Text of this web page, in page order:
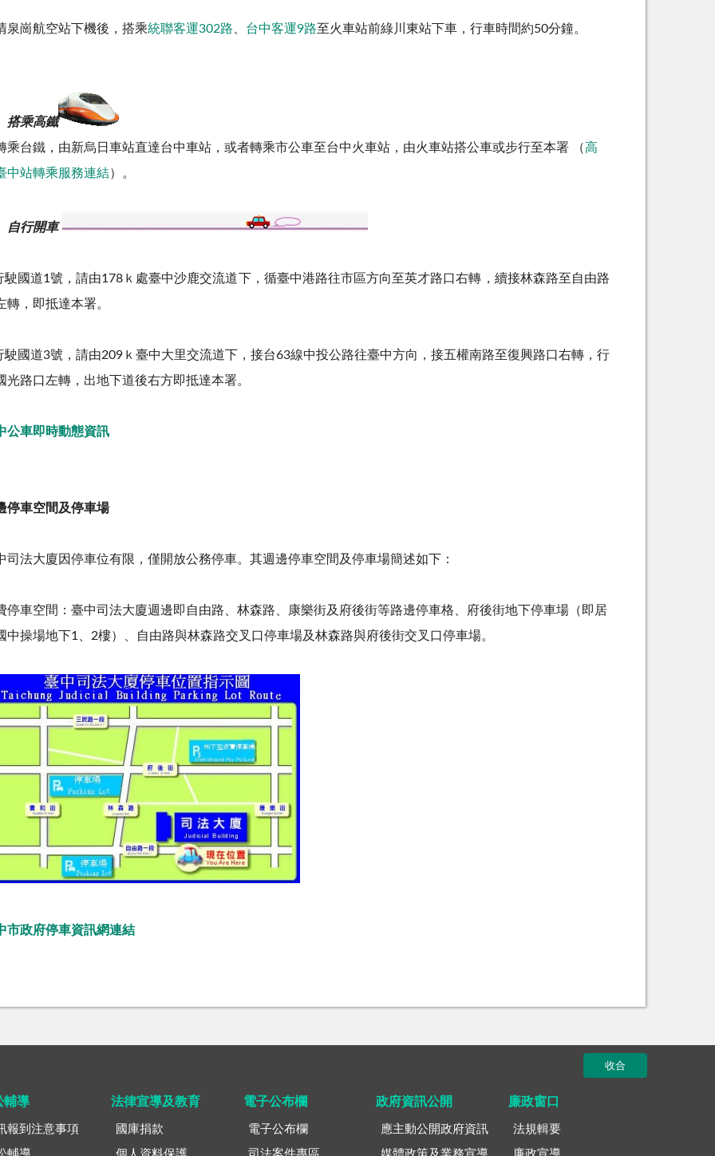
泉崗航空站下機後，搭乘統聯客運302路、 台中客運9路至火車站前綠川東站下車，行車時間約50分鐘。
搭乘高鐵
乘台鐵，由新烏日車站直達台中車站，或者轉乘市公車至台中火車站，由火車站搭公車或步行至本署 （高
中站轉乘服務連結）。
自行開車
駛國道1號，請由178ｋ處臺中沙鹿交流道下，循臺中港路往市區方向至英才路口右轉，續接林森路至自由路
轉，即抵達本署。
駛國道3號，請由209ｋ臺中大里交流道下，接台63線中投公路往臺中方向，接五權南路至復興路口右轉，行
光路口左轉，出地下道後右方即抵達本署。
公車即時動態資訊
停車空間及停車場
司法大廈因停車位有限，僅開放公務停車。其週邊停車空間及停車場簡述如下：
停車空間：臺中司法大廈週邊即自由路、林森路、康樂街及府後街等路邊停車格、府後街地下停車場（即居
中操場地下1、2樓）、自由路與林森路交叉口停車場及林森路與府後街交叉口停車場。
市政府停車資訊網連結
收合
輔導
報到注意事項
法律宣導及教育
國庫捐款
電子公布欄
電子公布欄
政府資訊公開
應主動公開政府資訊
廉政窗口
法規輯要